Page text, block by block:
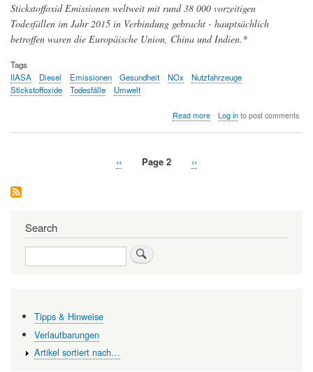
Stickstoffoxid Emissionen weltweit mit rund 38 000 vorzeitigen
Todesfällen im Jahr 2015 in Verbindung gebracht - hauptsächlich
betroffen waren die Europäische Union, China und Indien.*
Tags
IIASA
Diesel Emissionen Gesundheit NOx
Nutzfahrzeuge
Stickstoffoxide
Todesfälle Umwelt
Read moreabout
Log into post comments
Previous
‹‹ Page 2
Next
››
Search
Search
Tipps & Hinweise
Verlautbarungen
Artikel sortiert nach…